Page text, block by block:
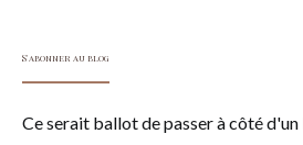
S'abonner au blog
Ce serait ballot de passer à côté d'un